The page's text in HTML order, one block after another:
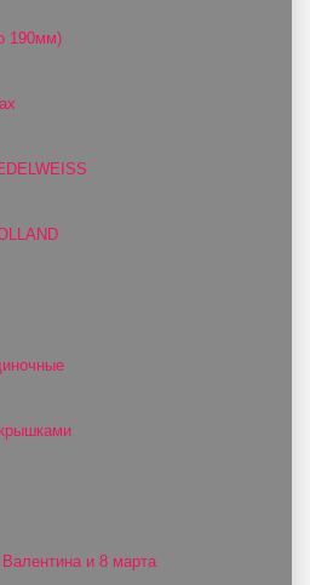
190мм)
и 8 марта